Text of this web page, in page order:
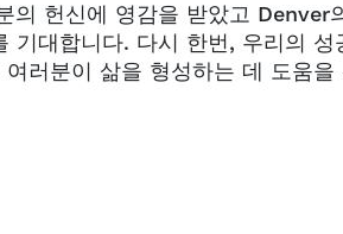
의 헌신에 영감을 받았고 Denver
대합니다. 다시 한번, 우리의
러분이 삶을 형성하는 데 도움을